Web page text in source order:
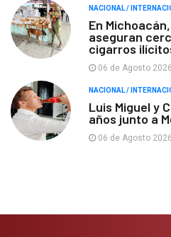
NACIONAL /
En
aseguran
cigarros
06 de Agosto 2026
NACIONAL /
Luis Miguel y
años junto a
06 de Agosto 2026